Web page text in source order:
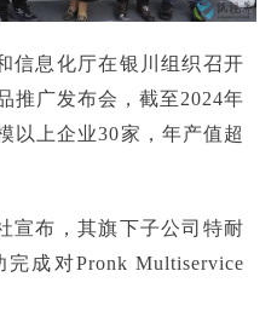
信息化厅在银川组织召开
推广发布会，截至2024年
以上企业30家，年产值超
宣布，其旗下子公司特耐
成对Pronk Multiservice